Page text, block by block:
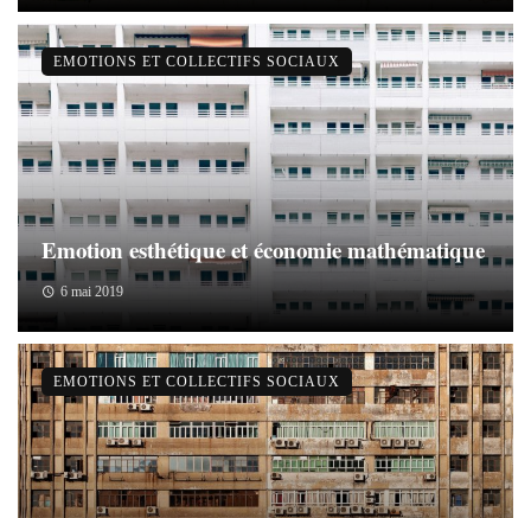
Emotion esthétique et économie mathématique
6 mai 2019
EMOTIONS ET COLLECTIFS SOCIAUX
EMOTIONS ET COLLECTIFS SOCIAUX